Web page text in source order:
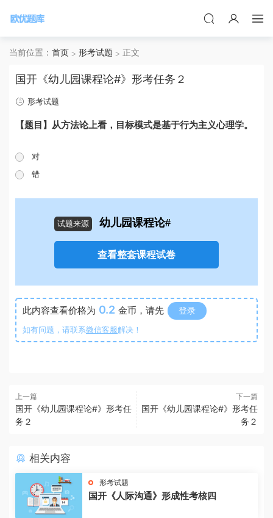
当前位置： 首页 形考试题 正文
国开《幼儿园课程论#》形考任务２
形考试题
【题目】从方法论上看，目标模式是基于行为主义心理学。
对
错
试题来源 幼儿园课程论#
查看整套课程试卷
此内容查看价格为 0.2 金币，请先 登录
如有问题，请联系微信客服解决！
上一篇
国开《幼儿园课程论#》形考任
务２
下一篇
国开《幼儿园课程论#》形考任
务２
相关内容
形考试题
国开《人际沟通》形成性考核四